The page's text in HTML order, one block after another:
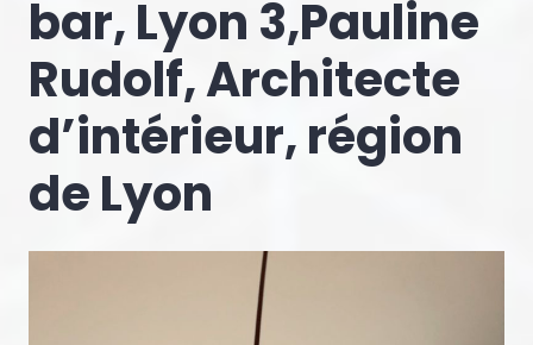
bar, Lyon 3,Pauline
Rudolf, Architecte
d’intérieur, région
de Lyon